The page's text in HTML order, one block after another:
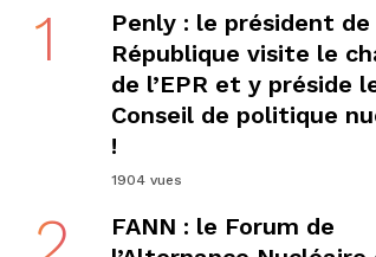
1
Penly : le président
République visite le
de l’EPR et y préside
Conseil de politique
!
1904 vues
FANN : le Forum de